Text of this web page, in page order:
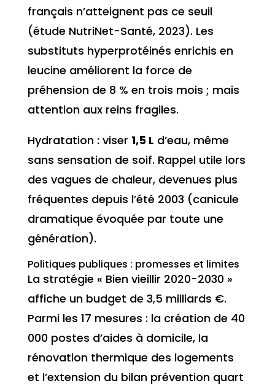
français n’atteignent pas ce seuil
(étude NutriNet-Santé, 2023). Les
substituts hyperprotéinés enrichis en
leucine améliorent la force de
préhension de 8 % en trois mois ; mais
attention aux reins fragiles.
Hydratation : viser 1,5 L d’eau, même
sans sensation de soif. Rappel utile lors
des vagues de chaleur, devenues plus
fréquentes depuis l’été 2003 (canicule
dramatique évoquée par toute une
génération).
Politiques publiques : promesses et limites
La stratégie « Bien vieillir 2020-2030 »
affiche un budget de 3,5 milliards €.
Parmi les 17 mesures : la création de 40
000 postes d’aides à domicile, la
rénovation thermique des logements
et l’extension du bilan prévention quart